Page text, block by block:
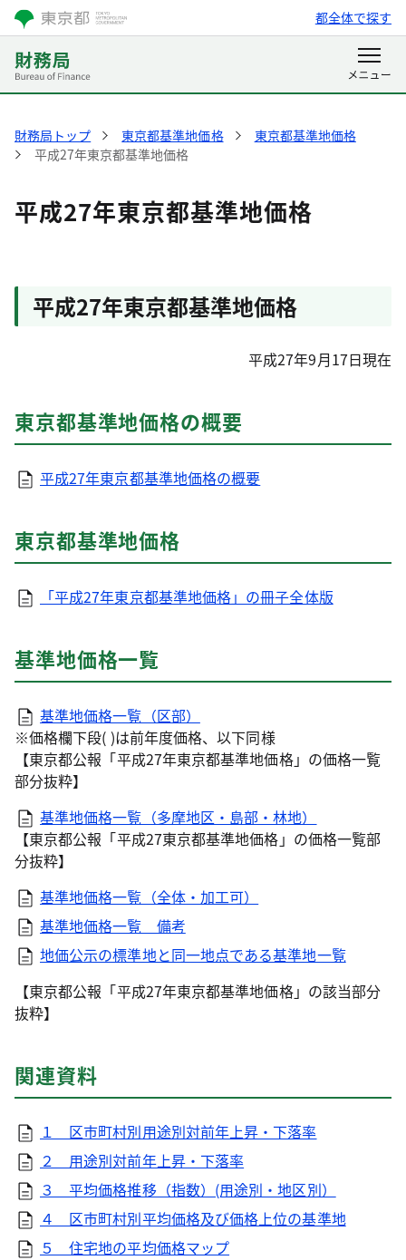
都全体で探す
財務局トップ 東京都基準地価格
東京都基準地価格
平成27年東京都基準地価格
平成27年東京都基準地価格
平成27年東京都基準地価格
平成27年9月17日現在
東京都基準地価格の概要
平成27年東京都基準地価格の概要
東京都基準地価格
「平成27年東京都基準地価格」の冊子全体版
基準地価格一覧
基準地価格一覧（区部）
※価格欄下段( )は前年度価格、以下同様
【東京都公報「平成27年東京都基準地価格」の価格一覧
部分抜粋】
基準地価格一覧（多摩地区・島部・林地）
【東京都公報「平成27東京都基準地価格」の価格一覧部
分抜粋】
基準地価格一覧（全体・加工可）
基準地価格一覧 備考
地価公示の標準地と同一地点である基準地一覧
【東京都公報「平成27年東京都基準地価格」の該当部分
抜粋】
関連資料
１ 区市町村別用途別対前年上昇・下落率
２ 用途別対前年上昇・下落率
３ 平均価格推移（指数）(用途別・地区別）
４ 区市町村別平均価格及び価格上位の基準地
５ 住宅地の平均価格マップ